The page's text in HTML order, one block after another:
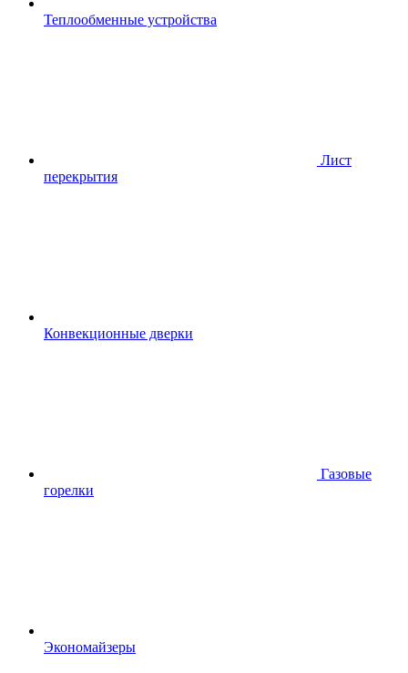
Теплообменные устройства
Лист
перекрытия
Конвекционные дверки
Газовые
горелки
Экономайзеры